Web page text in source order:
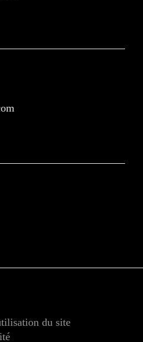
du site